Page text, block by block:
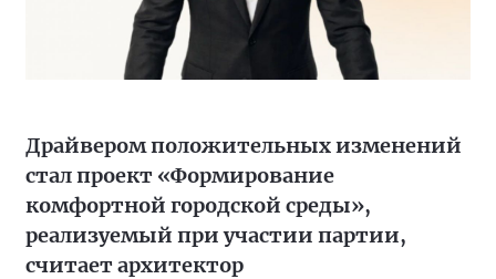
Драйвером положительных изменений
стал проект «Формирование
комфортной городской среды»,
реализуемый при участии партии,
считает архитектор